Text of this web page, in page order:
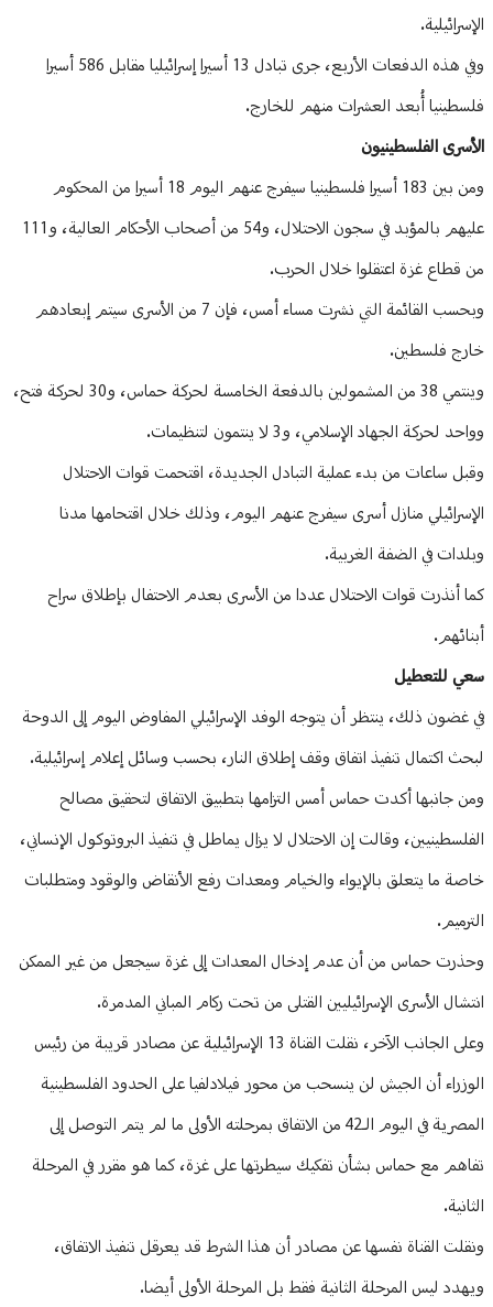
الإسرائيلية.
وفي هذه الدفعات الأربع، جرى تبادل 13 أسيرا إسرائيليا مقابل 586 أسيرا
فلسطينيا أُبعد العشرات منهم للخارج.
الأسرى الفلسطينيون
ومن بين 183 أسيرا فلسطينيا سيفرج عنهم اليوم 18 أسيرا من المحكوم
عليهم بالمؤبد في سجون الاحتلال، و54 من أصحاب الأحكام العالية، و111
من قطاع غزة اعتقلوا خلال الحرب.
وبحسب القائمة التي نشرت مساء أمس، فإن 7 من الأسرى سيتم إبعادهم
خارج فلسطين.
وينتمي 38 من المشمولين بالدفعة الخامسة لحركة حماس، و30 لحركة فتح،
وواحد لحركة الجهاد الإسلامي، و3 لا ينتمون لتنظيمات.
وقبل ساعات من بدء عملية التبادل الجديدة، اقتحمت قوات الاحتلال
الإسرائيلي منازل أسرى سيفرج عنهم اليوم، وذلك خلال اقتحامها مدنا
وبلدات في الضفة الغربية.
كما أنذرت قوات الاحتلال عددا من الأسرى بعدم الاحتفال بإطلاق سراح
أبنائهم.
سعي للتعطيل
في غضون ذلك، ينتظر أن يتوجه الوفد الإسرائيلي المفاوض اليوم إلى الدوحة
لبحث اكتمال تنفيذ اتفاق وقف إطلاق النار، بحسب وسائل إعلام إسرائيلية.
ومن جانبها أكدت حماس أمس التزامها بتطبيق الاتفاق لتحقيق مصالح
الفلسطينيين، وقالت إن الاحتلال لا يزال يماطل في تنفيذ البروتوكول الإنساني،
خاصة ما يتعلق بالإيواء والخيام ومعدات رفع الأنقاض والوقود ومتطلبات
الترميم.
وحذرت حماس من أن عدم إدخال المعدات إلى غزة سيجعل من غير الممكن
انتشال الأسرى الإسرائيليين القتلى من تحت ركام المباني المدمرة.
وعلى الجانب الآخر، نقلت القناة 13 الإسرائيلية عن مصادر قريبة من رئيس
الوزراء أن الجيش لن ينسحب من محور فيلادلفيا على الحدود الفلسطينية
المصرية في اليوم الـ42 من الاتفاق بمرحلته الأولى ما لم يتم التوصل إلى
تفاهم مع حماس بشأن تفكيك سيطرتها على غزة، كما هو مقرر في المرحلة
الثانية.
ونقلت القناة نفسها عن مصادر أن هذا الشرط قد يعرقل تنفيذ الاتفاق،
ويهدد ليس المرحلة الثانية فقط بل المرحلة الأولى أيضا.